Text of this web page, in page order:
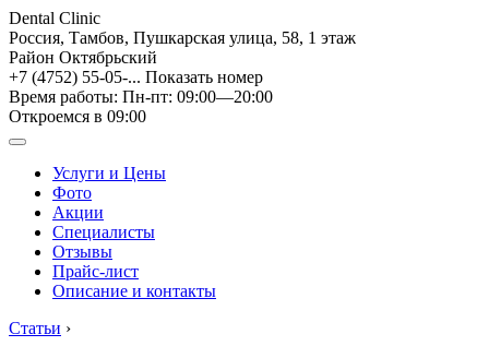
Dental Clinic
Россия, Тамбов, Пушкарская улица, 58, 1 этаж
Район Октябрьский
+7 (4752) 55-05-... Показать номер
Время работы: Пн-пт: 09:00—20:00
Откроемся в 09:00
Услуги и Цены
Фото
Акции
Специалисты
Отзывы
Прайс-лист
Описание и контакты
Статьи ›